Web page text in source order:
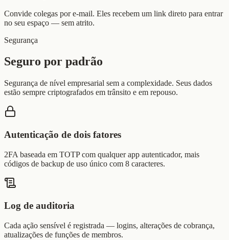
Convide colegas por e-mail. Eles recebem um link direto para entrar
no seu espaço — sem atrito.
Segurança
Seguro por padrão
Segurança de nível empresarial sem a complexidade. Seus dados
estão sempre criptografados em trânsito e em repouso.
Autenticação de dois fatores
2FA baseada em TOTP com qualquer app autenticador, mais
códigos de backup de uso único com 8 caracteres.
Log de auditoria
Cada ação sensível é registrada — logins, alterações de cobrança,
atualizações de funções de membros.